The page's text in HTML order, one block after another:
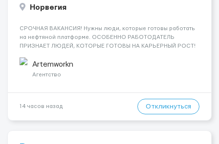
Норвегия
СРОЧНАЯ ВАКАНСИЯ! Нужны люди, которые готовы работать
на нефтяной платформе. ОСОБЕННО РАБОТОДАТЕЛЬ
ПРИЗНАЕТ ЛЮДЕЙ, КОТОРЫЕ ГОТОВЫ НА КАРЬЕРНЫЙ РОСТ!
сварщика, Помощник механика ( стыковка метала, зачистка
метала, подготовка рабочего места и т....
Artemworkn
Агентство
14 часов назад Откликнуться